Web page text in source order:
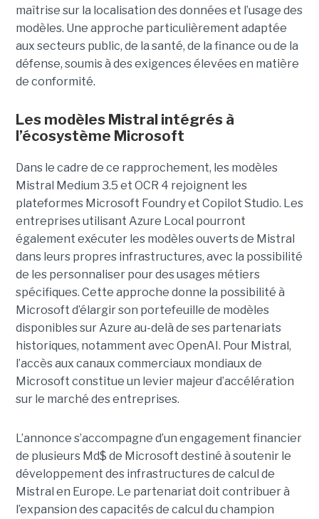
maîtrise sur la localisation des données et l’usage des
modèles. Une approche particulièrement adaptée
aux secteurs public, de la santé, de la finance ou de la
défense, soumis à des exigences élevées en matière
de conformité.
Les modèles Mistral intégrés à
l’écosystème Microsoft
Dans le cadre de ce rapprochement, les modèles
Mistral Medium 3.5 et OCR 4 rejoignent les
plateformes Microsoft Foundry et Copilot Studio. Les
entreprises utilisant Azure Local pourront
également exécuter les modèles ouverts de Mistral
dans leurs propres infrastructures, avec la possibilité
de les personnaliser pour des usages métiers
spécifiques. Cette approche donne la possibilité à
Microsoft d’élargir son portefeuille de modèles
disponibles sur Azure au-delà de ses partenariats
historiques, notamment avec OpenAI. Pour Mistral,
l’accès aux canaux commerciaux mondiaux de
Microsoft constitue un levier majeur d’accélération
sur le marché des entreprises.
L’annonce s’accompagne d’un engagement financier
de plusieurs Md$ de Microsoft destiné à soutenir le
développement des infrastructures de calcul de
Mistral en Europe. Le partenariat doit contribuer à
l’expansion des capacités de calcul du champion